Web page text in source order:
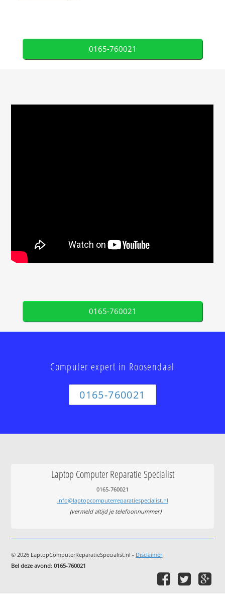
0165-760021
0165-760021
Computer expert in Roosendaal
0165-760021
Laptop Computer Reparatie Specialist
0165-760021
info@laptopcomputerreparatiespecialist.nl
(vermeld altijd je telefoonnummer)
© 2026 LaptopComputerReparatieSpecialist.nl - Disclaimer
Bel deze avond:0165-760021